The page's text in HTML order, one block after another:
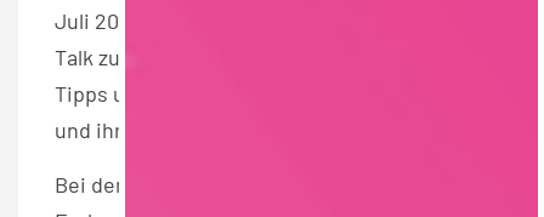
Juli 2021 um 16 Uhr seinen virtuellen Live-
Talk zum Bereich Einkauf, wo Studierende
Tipps und Insights aus erster Hand erhalten
und ihre offenen Fragen stellen können.
Bei dem Online-Event steht den angehenden